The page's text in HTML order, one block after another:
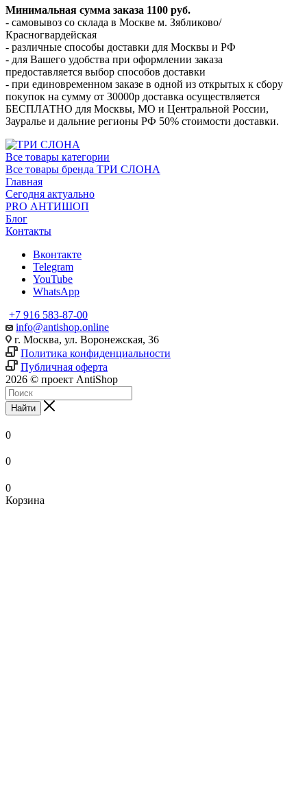
Минимальная сумма заказа 1100 руб.
- самовывоз со склада в Москве м. Зябликово/
Красногвардейская
- различные способы доставки для Москвы и РФ
- для Вашего удобства при оформлении заказа
предоставляется выбор способов доставки
- при единовременном заказе в одной из открытых к сбору
покупок на сумму от 30000р доставка осуществляется
БЕСПЛАТНО для Москвы, МО и Центральной России,
Зауралье и дальние регионы РФ 50% стоимости доставки.
Все товары категории
Все товары бренда ТРИ СЛОНА
Главная
Сегодня актуально
PRO АНТИШОП
Блог
Контакты
Вконтакте
Telegram
YouTube
WhatsApp
+7 916 583-87-00
info@antishop.online
г. Москва, ул. Воронежская, 36
Политика конфиденциальности
Публичная оферта
2026 © проект AntiShop
Найти
0
0
0
Корзина